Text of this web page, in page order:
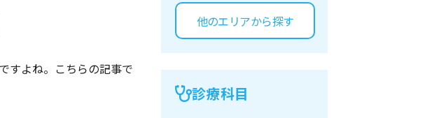
すよね。こちらの記事で
他のエリアから探す
診療科目